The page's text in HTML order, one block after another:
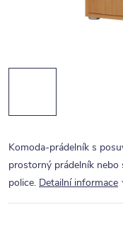
Komoda-prádelník s
prostorný prádelník nebo
police. Detailní informace